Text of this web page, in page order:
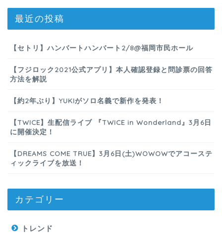
最近の投稿
【セトリ】ハンバートハンバート2/8@福岡市民ホール
【フジロック2021公式アプリ】本人確認登録と問診票の回答
方法を解説
【約2年ぶり】YUKIがソロ名義で新作を発表！
【TWICE】生配信ライブ 『TWICE in Wonderland』3月6日
に開催決定！
【DREAMS COME TRUE】3月6日(土)WOWOWでアコーステ
ィックライブを放送！
カテゴリー
トレンド